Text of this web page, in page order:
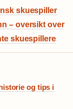
skuespiller
– oversikt over
skuespillere
og tips i